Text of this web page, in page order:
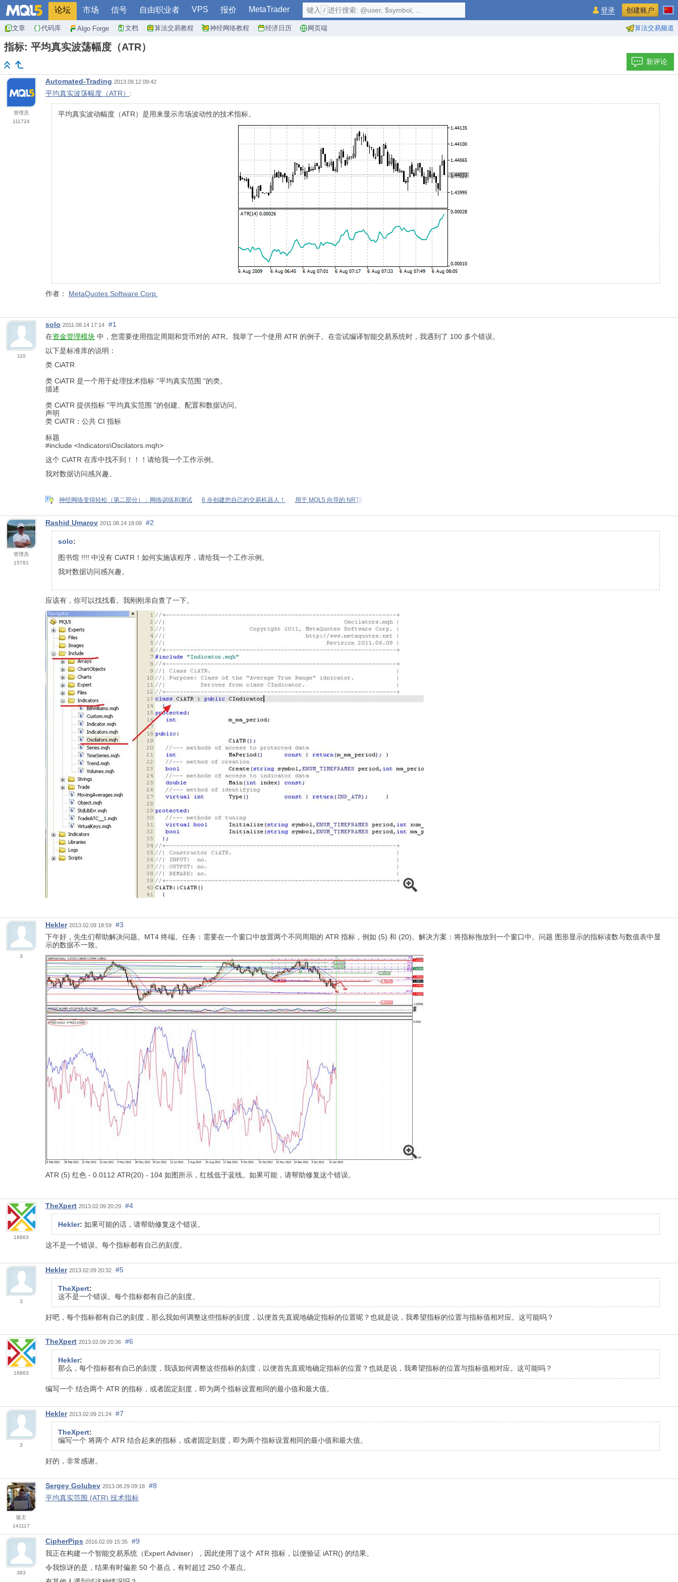
论坛 市场 信号 自由职业者 VPS 报价 MetaTrader
文章 代码库 Algo Forge 文档 算法交易教程 神经网络教程 经济日历 网页端 算法交易频道
键入 / 进行搜索: @user, $symbol, ... 登录 创建账户
指标: 平均真实波荡幅度（ATR）
新评论
管理员
111724
Automated-Trading 2013.09.12 09:42
平均真实波荡幅度（ATR） :
平均真实波动幅度（ATR）是用来显示市场波动性的技术指标。
作者： MetaQuotes Software Corp.
110
solo 2011.08.14 17:14
#1
在资金管理模块 中，您需要使用指定周期和货币对的 ATR。我举了一个使用 ATR 的例子。在尝试编译智能交易系统时，我遇到了 100 多个错误。
以下是标准库的说明：
类 CiATR
类 CiATR 是一个用于处理技术指标 "平均真实范围 "的类。
描述
类 CiATR 提供指标 "平均真实范围 "的创建、配置和数据访问。
声明
类 CiATR：公共 CI 指标
标题
#include <Indicators\Oscilators.mqh>
这个 CiATR 在库中找不到！！！请给我一个工作示例。
我对数据访问感兴趣。
神经网络变得轻松（第二部分）：网络训练和测试 6 步创建您自己的交易机器人！ 用于 MQL5 向导的 NRTR
管理员
15781
Rashid Umarov 2011.08.14 18:09 #2
solo:
图书馆 !!!! 中没有 CiATR！如何实施该程序，请给我一个工作示例。
我对数据访问感兴趣。
应该有，你可以找找看。我刚刚亲自查了一下。
3
Hekler 2013.02.09 18:59
#3
下午好，先生们帮助解决问题。MT4 终端。任务：需要在一个窗口中放置两个不同周期的 ATR 指标，例如 (5) 和 (20)。解决方案：将指标拖放到一个窗口中。问题 图形显示的指标读数与数值表中显
示的数据不一致。
ATR (5) 红色 - 0.0112 ATR(20) - 104 如图所示，红线低于蓝线。如果可能，请帮助修复这个错误。
18863
TheXpert 2013.02.09 20:29 #4
Hekler: 如果可能的话，请帮助修复这个错误。
这不是一个错误。每个指标都有自己的刻度。
3
Hekler 2013.02.09 20:32 #5
TheXpert:
这不是一个错误。每个指标都有自己的刻度。
好吧，每个指标都有自己的刻度，那么我如何调整这些指标的刻度，以便首先直观地确定指标的位置呢？也就是说，我希望指标的位置与指标值相对应。这可能吗？
18863
TheXpert 2013.02.09 20:36 #6
Hekler:
那么，每个指标都有自己的刻度，我该如何调整这些指标的刻度，以便首先直观地确定指标的位置？也就是说，我希望指标的位置与指标值相对应。这可能吗？
编写一个 结合两个 ATR 的指标，或者固定刻度，即为两个指标设置相同的最小值和最大值。
3
Hekler 2013.02.09 21:24 #7
TheXpert:
编写一个 将两个 ATR 结合起来的指标 ，或者固定刻度，即为两个指标设置相同的最小值和最大值。
好的，非常感谢。
版主
141117
Sergey Golubev 2013.08.29 09:18
#8
平均真实范围 (ATR) 技术指标
383
CipherPips 2016.02.09 15:35
#9
我正在构建一个智能交易系统（Expert Adviser），因此使用了这个 ATR 指标，以便验证 iATR() 的结果。
令我惊讶的是，结果有时偏差 50 个基点，有时超过 250 个基点。